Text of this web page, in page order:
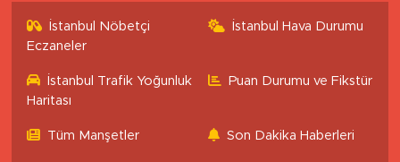
İstanbul Nöbetçi
Eczaneler
İstanbul Hava Durumu
İstanbul Trafik Yoğunluk
Haritası
Puan Durumu ve Fikstür
Tüm Manşetler Son Dakika Haberleri